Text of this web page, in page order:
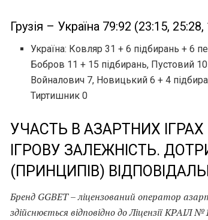
Грузія – Україна 79:92 (23:15,
Україна: Ковляр 31 + 6 підбирань + 6
Бобров 11 + 15 підбирань, Пустовий 10
Войналович 7, Новицький 6 + 4
Тиртишник 0
УЧАСТЬ В АЗАРТНИХ
ІГРОВУ ЗАЛЕЖНІСТЬ.
(ПРИНЦИПІВ)
Бренд GGBET – ліцензований оператор
здійснюється відповідно до Ліцензії КРАІЛ